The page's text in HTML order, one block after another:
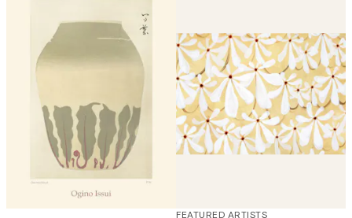
40%*
FEATURED ARTISTS